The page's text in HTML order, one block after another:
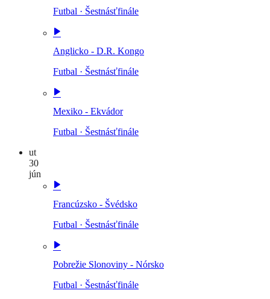
Futbal · Šestnásťfinále
Anglicko - D.R. Kongo
Futbal · Šestnásťfinále
Mexiko - Ekvádor
Futbal · Šestnásťfinále
ut
30
jún
Francúzsko - Švédsko
Futbal · Šestnásťfinále
Pobrežie Slonoviny - Nórsko
Futbal · Šestnásťfinále